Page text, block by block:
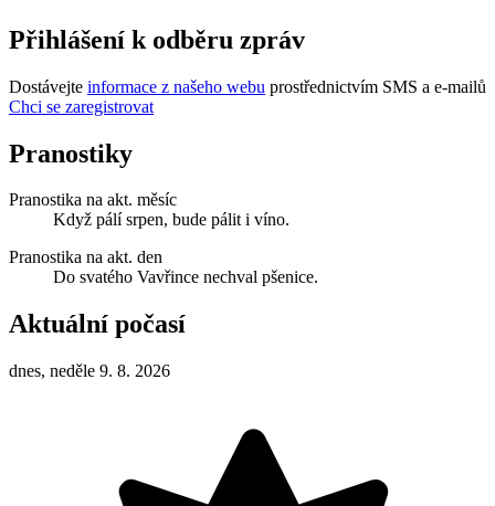
Přihlášení k odběru zpráv
Dostávejte informace z našeho webu prostřednictvím SMS a e-mailů
Chci se zaregistrovat
Pranostiky
Pranostika na akt. měsíc
Když pálí srpen, bude pálit i víno.
Pranostika na akt. den
Do svatého Vavřince nechval pšenice.
Aktuální počasí
dnes, neděle 9. 8. 2026